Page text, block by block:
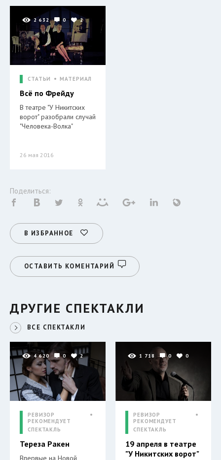
2 632 0 2
СТАТЬИ МАТЕРИАЛ
Всё по Фрейду
В театре "У Никитских
ворот" разобрали случай
"Человека-Волка"
26 мая 2016
Поделиться:
В ИЗБРАННОЕ
ОСТАВИТЬ КОМЕНТАРИЙ
ДРУГИЕ СПЕКТАКЛИ
ВСЕ СПЕКТАКЛИ
4 620 0 2
РЕВИЗОР
РЕКОМЕНДУЕТ
СПЕКТАКЛЬ
Тереза Ракен
1 718 0 0
РЕВИЗОР
РЕКОМЕНДУЕТ
СПЕКТАКЛЬ
19 апреля в театре
"У Никитских ворот"